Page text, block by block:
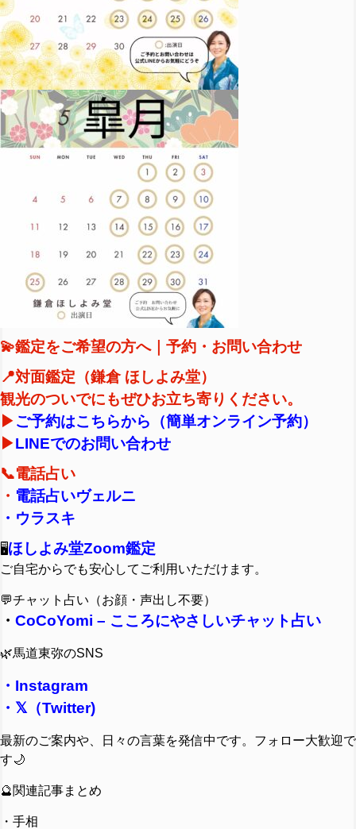
💫鑑定をご希望の方へ｜予約・お問い合わせ
📍対面鑑定（鎌倉 ほしよみ堂）
観光のついでにもぜひお立ち寄りください。
▶︎ご予約はこちらから（簡単オンライン予約）
▶︎LINEでのお問い合わせ
📞電話占い
・ 電話占いヴェルニ
・ ウラスキ
🖥️ほしよみ堂Zoom鑑定
ご自宅からでも安心してご利用いただけます。
💬チャット占い（お顔・声出し不要）
・ CoCoYomi – こころにやさしいチャット占い
🌿馬道東弥のSNS
・ Instagram
・ 𝕏（Twitter)
最新のご案内や、日々の言葉を発信中です。フォロー大歓迎で
す🌙
🔮関連記事まとめ
・手相